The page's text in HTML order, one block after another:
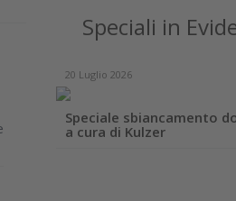
Speciali in
20 Luglio 2026
Speciale sbiancamento
a cura di Kulzer